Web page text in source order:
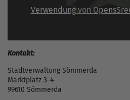
Verwendung von
Kontakt:
Stadtverwaltung Sömmerda
Marktplatz 3-4
99610 Sömmerda